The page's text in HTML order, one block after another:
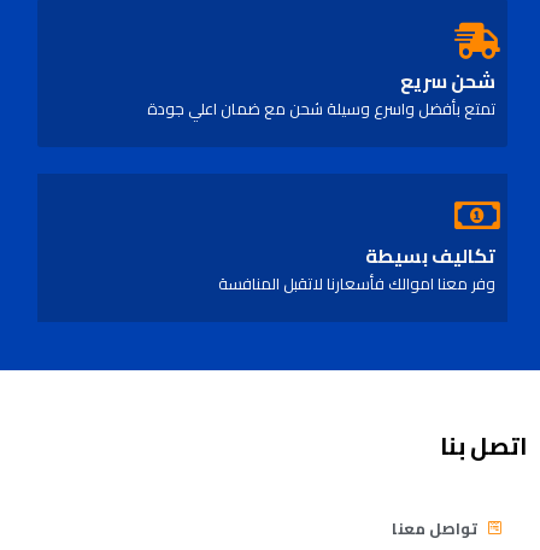
شحن سريع
تمتع بأفضل واسرع وسيلة شحن مع ضمان اعلي جودة
تكاليف بسيطة
وفر معنا اموالك فأسعارنا لاتقبل المنافسة
اتصل بنا
تواصل معنا